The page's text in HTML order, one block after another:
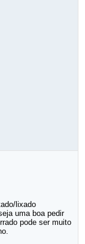
lixado
uma boa pedir
pode ser muito